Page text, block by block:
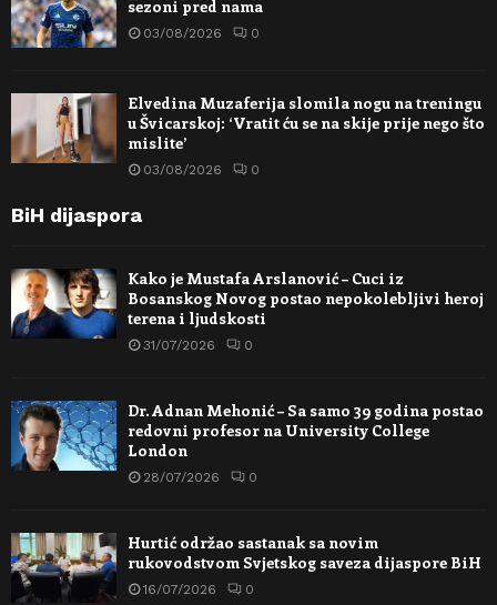
sezoni pred nama
03/08/2026 0
Elvedina Muzaferija slomila nogu na treningu
u Švicarskoj: ‘Vratit ću se na skije prije nego što
mislite’
03/08/2026 0
BiH dijaspora
Kako je Mustafa Arslanović – Cuci iz
Bosanskog Novog postao nepokolebljivi heroj
terena i ljudskosti
31/07/2026 0
Dr. Adnan Mehonić – Sa samo 39 godina postao
redovni profesor na University College
London
28/07/2026 0
Hurtić održao sastanak sa novim
rukovodstvom Svjetskog saveza dijaspore BiH
16/07/2026 0